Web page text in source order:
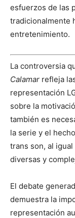
esfuerzos de las
tradicionalmente
entretenimiento.
La controversia
Calamar refleja
representación
sobre la
también es
la serie y el
trans son, al
diversas y
El debate
demuestra la
representación